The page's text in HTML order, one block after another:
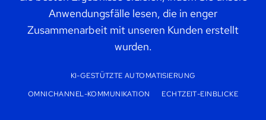
Anwendungsfälle lesen, die in enger
Zusammenarbeit mit unseren Kunden erstellt
wurden.
KI-GESTÜTZTE AUTOMATISIERUNG
OMNICHANNEL-KOMMUNIKATION
ECHTZEIT-EINBLICKE